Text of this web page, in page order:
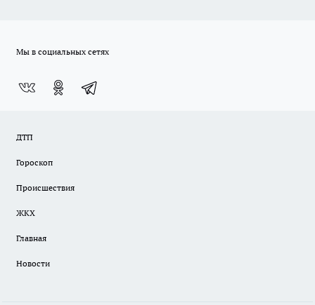
Мы в социальных сетях
ДТП
Гороскоп
Происшествия
ЖКХ
Главная
Новости